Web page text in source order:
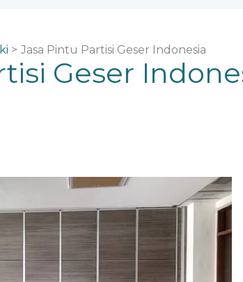
Jasa Pintu Partisi Geser Indonesia
Geser